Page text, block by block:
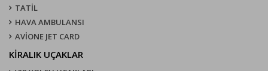
TATİL
HAVA AMBULANSI
AVİONE JET CARD
KIRALIK UÇAKLAR